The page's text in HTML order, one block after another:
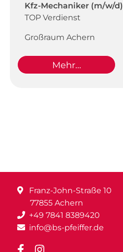
Kfz-Mechaniker (m/w/d)
TOP Verdienst
Großraum Achern
Mehr...
Franz-John-Straße 10
77855 Achern
+49 7841 8389420
info@bs-pfeiffer.de